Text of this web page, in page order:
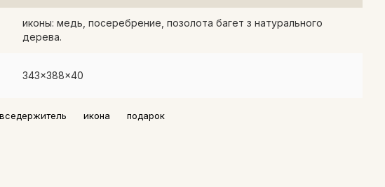
иконы: медь, посеребрение, позолота багет з натурального
дерева.
343x388x40
икона подарок